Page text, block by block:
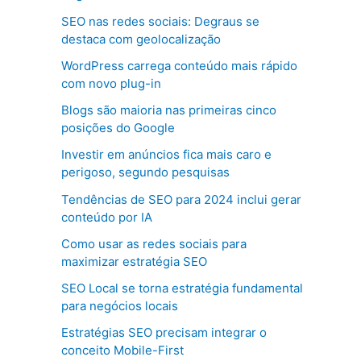
SEO nas redes sociais: Degraus se
destaca com geolocalização
WordPress carrega conteúdo mais rápido
com novo plug-in
Blogs são maioria nas primeiras cinco
posições do Google
Investir em anúncios fica mais caro e
perigoso, segundo pesquisas
Tendências de SEO para 2024 inclui gerar
conteúdo por IA
Como usar as redes sociais para
maximizar estratégia SEO
SEO Local se torna estratégia fundamental
para negócios locais
Estratégias SEO precisam integrar o
conceito Mobile-First